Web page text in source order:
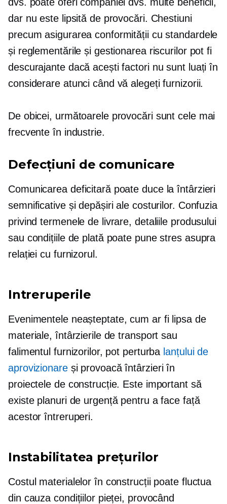
dar nu este lipsită de provocări. Chestiuni
precum asigurarea conformității cu standardele
și reglementările și gestionarea riscurilor pot fi
descurajante dacă acești factori nu sunt luați în
considerare atunci când vă alegeți furnizorii.
De obicei, următoarele provocări sunt cele mai
frecvente în industrie.
Defecțiuni de comunicare
Comunicarea deficitară poate duce la întârzieri
semnificative și depășiri ale costurilor. Confuzia
privind termenele de livrare, detaliile produsului
sau condițiile de plată poate pune stres asupra
relației cu furnizorul.
Intreruperile
Evenimentele neașteptate, cum ar fi lipsa de
materiale, întârzierile de transport sau
falimentul furnizorilor, pot perturba lanțului de
aprovizionareși provoacă întârzieri în
proiectele de construcție. Este important să
existe planuri de urgență pentru a face față
acestor întreruperi.
Instabilitatea prețurilor
Costul materialelor în construcții poate fluctua
din cauza condițiilor pieței, provocând